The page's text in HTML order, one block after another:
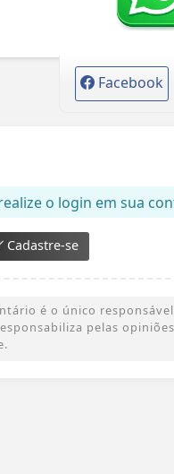
Facebook
o login em sua
Cadastre-se
é o único
pelas